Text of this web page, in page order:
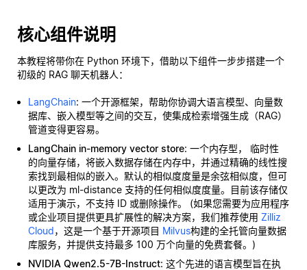
核心组件说明
本教程将带你在 Python 环境下，借助以下组件一步步搭建一个
初级的 RAG 聊天机器人：
LangChain: 一个开源框架，帮助你协调大语言模型、向量数
据库、嵌入模型等之间的交互，使集成检索增强生成（RAG）
管道变得更容易。
LangChain in-memory vector store: 一个内存型， 临时性
的向量存储，将嵌入数据存储在内存中，并通过精确的线性搜
索找到最相似的嵌入。默认的相似度度量是余弦相似度，但可
以更改为 ml-distance 支持的任何相似度度量。目前该存储仅
适用于演示，不支持 ID 或删除操作。 (如果您需要为应用程序
或企业项目提供更具扩展性的解决方案，我们推荐使用 Zilliz
Cloud，这是一个基于开源项目 Milvus构建的全托管向量数据
库服务，并提供支持最多 100 万个向量的免费套餐。)
NVIDIA Qwen2.5-7B-Instruct: 这个先进的语言模型旨在执